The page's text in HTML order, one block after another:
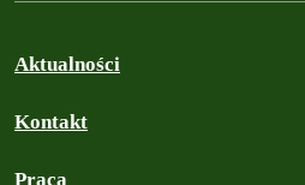
Aktualności
Kontakt
Praca